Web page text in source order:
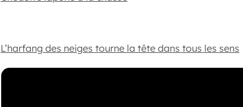
L’harfang des neiges tourne la tête dans tous les sens